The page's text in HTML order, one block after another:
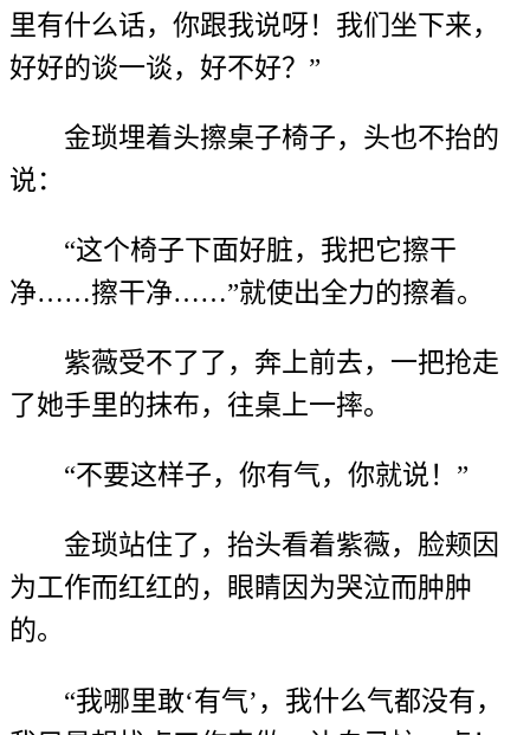
里有什么话，你跟我说呀！我们坐下来，
好好的谈一谈，好不好？”
金琐埋着头擦桌子椅子，头也不抬的
说：
“这个椅子下面好脏，我把它擦干
净……擦干净……”就使出全力的擦着。
紫薇受不了了，奔上前去，一把抢走
了她手里的抹布，往桌上一摔。
“不要这样子，你有气，你就说！”
金琐站住了，抬头看着紫薇，脸颊因
为工作而红红的，眼睛因为哭泣而肿肿
的。
“我哪里敢‘有气’，我什么气都没有，